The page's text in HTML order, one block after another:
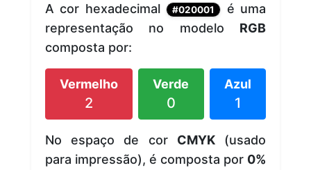
A cor hexadecimal #020001
é uma
representação no modelo RGB
composta por:
Vermelho
2
Verde
0
Azul
1
No espaço de cor CMYK(usado
para impressão), é composta por 0%